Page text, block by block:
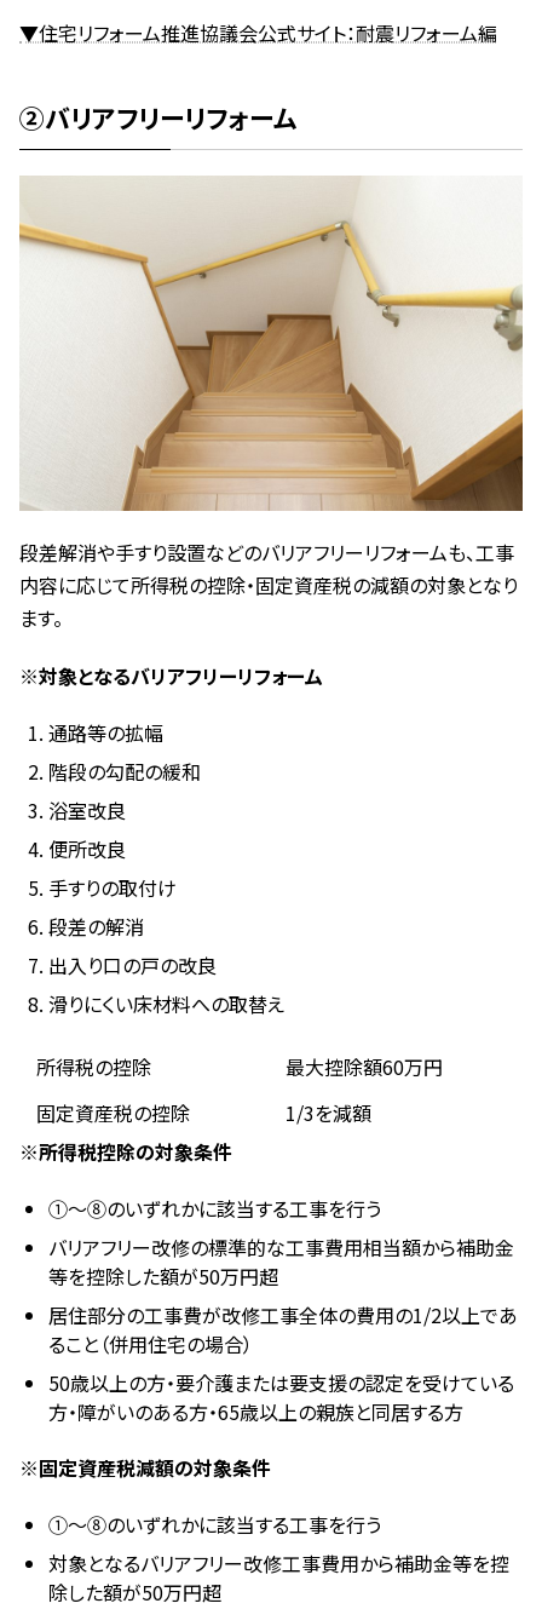
▼住宅リフォーム推進協議会公式サイト：耐震リフォーム編
②バリアフリーリフォーム
段差解消や手すり設置などのバリアフリーリフォームも、工事
内容に応じて所得税の控除・固定資産税の減額の対象となり
ます。
※対象となるバリアフリーリフォーム
通路等の拡幅
階段の勾配の緩和
浴室改良
便所改良
手すりの取付け
段差の解消
出入り口の戸の改良
滑りにくい床材料への取替え
所得税の控除
最大控除額60万円
固定資産税の控除
1/3を減額
※所得税控除の対象条件
①～⑧のいずれかに該当する工事を行う
バリアフリー改修の標準的な工事費用相当額から補助金
等を控除した額が50万円超
居住部分の工事費が改修工事全体の費用の1/2以上であ
ること（併用住宅の場合）
50歳以上の方・要介護または要支援の認定を受けている
方・障がいのある方・65歳以上の親族と同居する方
※固定資産税減額の対象条件
①～⑧のいずれかに該当する工事を行う
対象となるバリアフリー改修工事費用から補助金等を控
除した額が50万円超